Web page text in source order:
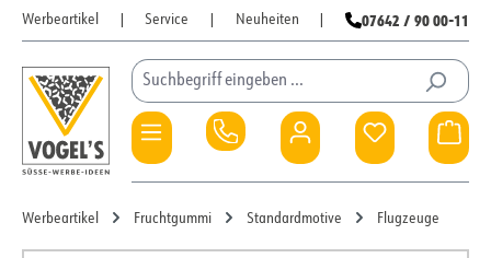
Zum Hauptinhalt springen
Werbeartikel Service Neuheiten 07642 / 90 00-11
Du hast 0
Werbeartikel Fruchtgummi Standardmotive Flugzeuge